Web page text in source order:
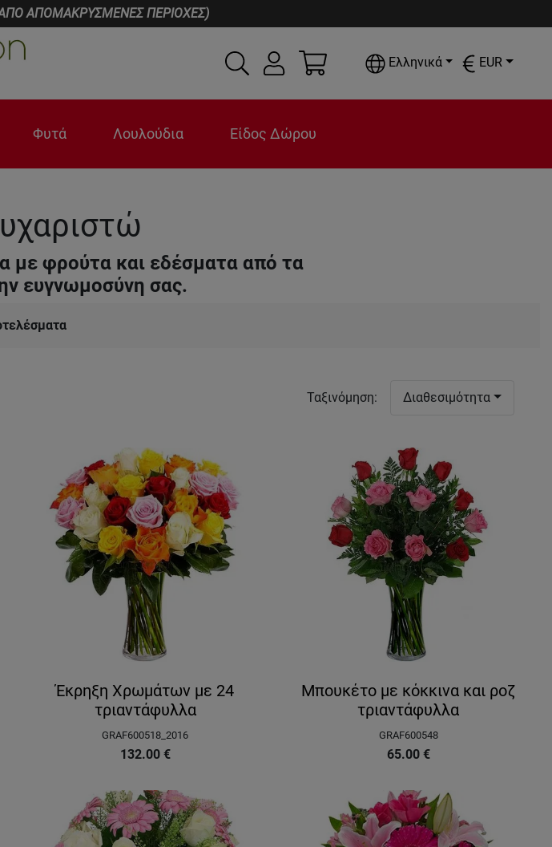
ΑΠΟΜΑΚΡΥΣΜΕΝΕΣ ΠΕΡΙΟΧΕΣ)
Ελληνικά EUR
Φυτά Λουλούδια Είδος Δώρου
με φρούτα και εδέσματα από τα
ευγνωμοσύνη σας.
Ταξινόμηση: Διαθεσιμότητα
Έκρηξη Χρωμάτων με 24
τριαντάφυλλα
GRAF600518_2016
132.00 €
Μπουκέτο με κόκκινα και ροζ
τριαντάφυλλα
GRAF600548
65.00 €